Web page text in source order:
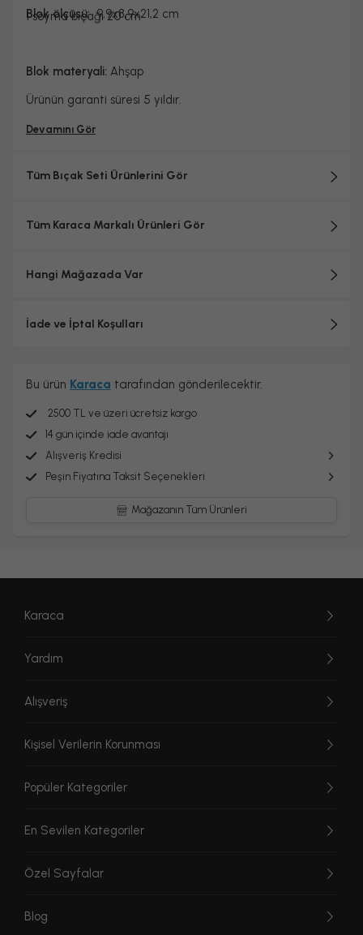
1 soyma bıçağı 20 cm
Blok ölçüsü:9,9x8,9x21,2 cm
Blok materyali: Ahşap
Ürünün garanti süresi 5 yıldır.
Devamını Gör
Tüm Bıçak Seti Ürünlerini Gör
Tüm Karaca Markalı Ürünleri Gör
Hangi Mağazada Var
İade ve İptal Koşulları
Bu ürün Karaca tarafından gönderilecektir.
2500 TL ve üzeri ücretsiz kargo
14 gün içinde iade avantajı
Alışveriş Kredisi
Peşin Fiyatına Taksit Seçenekleri
Mağazanın Tüm Ürünleri
Karaca
Yardım
Alışveriş
Kişisel Verilerin Korunması
Popüler Kategoriler
En Sevilen Kategoriler
Özel Sayfalar
Blog